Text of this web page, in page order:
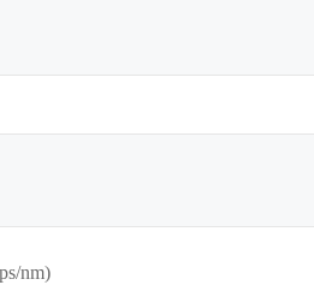
nm)